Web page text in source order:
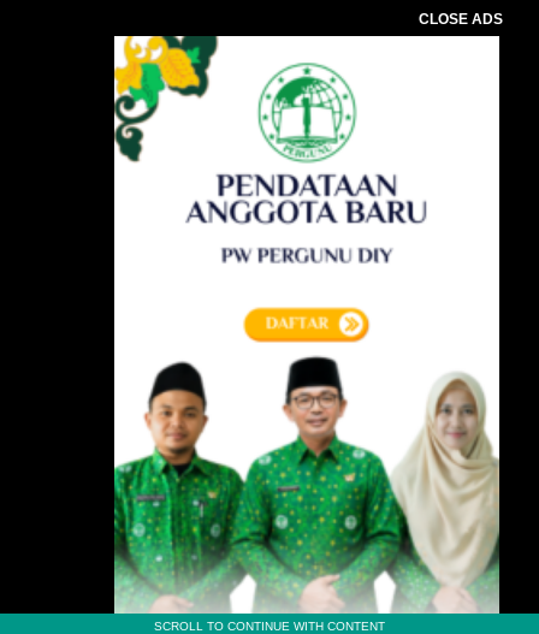
CLOSE ADS
SCROLL TO CONTINUE WITH CONTENT